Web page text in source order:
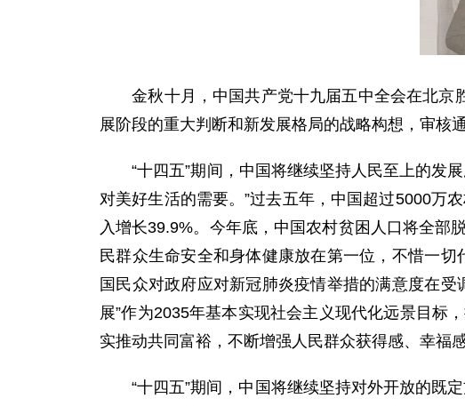
金秋十月，中国共产党十九届五中全会在北京胜
展阶段的重大判断和新发展格局的战略构想，审核
“十四五”期间，中国将继续坚持人民至上的发展
对美好生活的需要。”过去五年，中国超过5000万
入增长39.9%。今年底，中国农村贫困人口将全部
民群众生命安全和身体健康放在第一位，不惜一
国民众对政府应对新冠肺炎疫情举措的满意度在
展”作为2035年基本实现社会主义现代化远景目标
实推动共同富裕，不断增强人民群众获得感、幸福
“十四五”期间，中国将继续坚持对外开放的既定